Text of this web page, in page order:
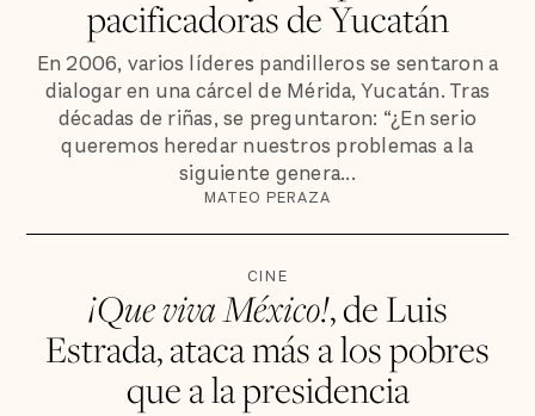
pacificadoras de Yucatán
En 2006, varios líderes pandilleros se sentaron a
dialogar en una cárcel de Mérida, Yucatán. Tras
décadas de riñas, se preguntaron: “¿En serio
queremos heredar nuestros problemas a la
siguiente genera...
MATEO PERAZA
CINE
¡Que viva México!, de Luis
Estrada, ataca más a los pobres
que a la presidencia